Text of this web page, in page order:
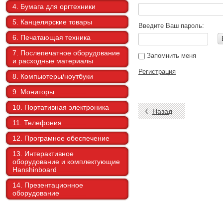
4. Бумага для оргтехники
5. Канцелярские товары
6. Печатающая техника
7. Послепечатное оборудование
и расходные материалы
8. Компьютеры/ноутбуки
9. Мониторы
10. Портативная электроника
11. Телефония
12. Програмное обеспечение
13. Интерактивное
оборудование и комплектующие
Hanshinboard
14. Презентационное
оборудование
Введите Ваш пароль:
Запомнить меня
Регистрация
Назад